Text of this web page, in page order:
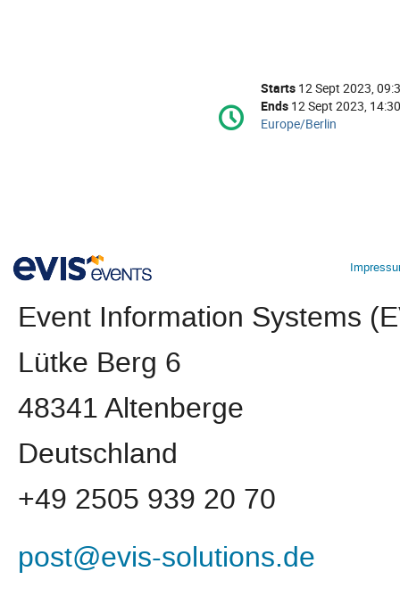
Conference
information
Date/Time
Starts 12 Sept 2023,
Ends 12 Sept 2023, 14:30
All
Europe/Berlin
Event Information Systems
Lütke Berg 6
48341 Altenberge
Deutschland
+49 2505 939 20 70
post@evis-solutions.de